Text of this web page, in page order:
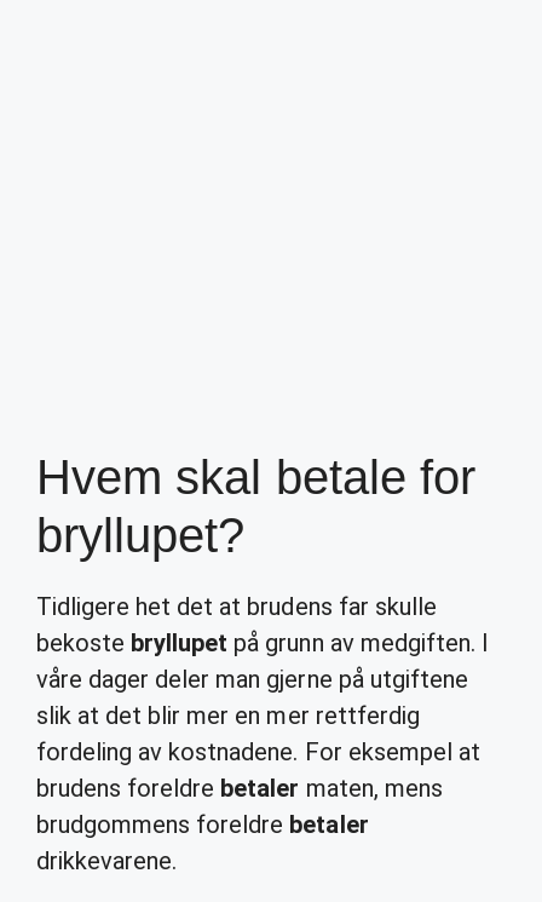
Hvem skal betale for
bryllupet?
Tidligere het det at brudens far skulle
bekoste bryllupet på grunn av medgiften. I
våre dager deler man gjerne på utgiftene
slik at det blir mer en mer rettferdig
fordeling av kostnadene. For eksempel at
brudens foreldre betaler maten, mens
brudgommens foreldre betaler
drikkevarene.